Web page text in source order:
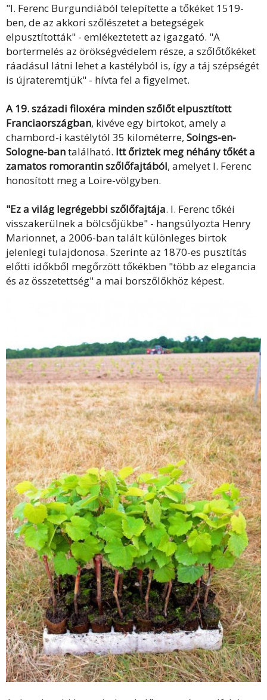
"I. Ferenc Burgundiából telepítette a tőkéket 1519-
ben, de az akkori szőlészetet a betegségek
elpusztították" - emlékeztetett az igazgató. "A
bortermelés az örökségvédelem része, a szőlőtőkéket
ráadásul látni lehet a kastélyból is, így a táj szépségét
is újrateremtjük" - hívta fel a figyelmet.
A 19. századi filoxéra minden szőlőt elpusztított
Franciaországban, kivéve egy birtokot, amely a
chambord-i kastélytól 35 kilométerre, Soings-en-
Sologne-bantalálható. Itt őriztek meg néhány tőkét a
zamatos romorantin szőlőfajtából, amelyet I. Ferenc
honosított meg a Loire-völgyben.
"Ez a világ legrégebbi szőlőfajtája. I. Ferenc tőkéi
visszakerülnek a bölcsőjükbe" - hangsúlyozta Henry
Marionnet, a 2006-ban talált különleges birtok
jelenlegi tulajdonosa. Szerinte az 1870-es pusztítás
előtti időkből megőrzött tőkékben "több az elegancia
és az összetettség" a mai borszőlőkhöz képest.